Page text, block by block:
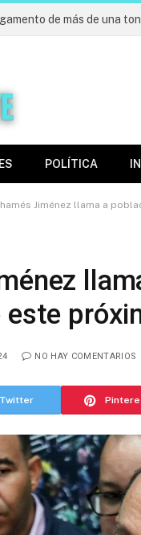
POLÍTICA
Jiménez llama a
NO HAY COMENTARIOS
Twitter